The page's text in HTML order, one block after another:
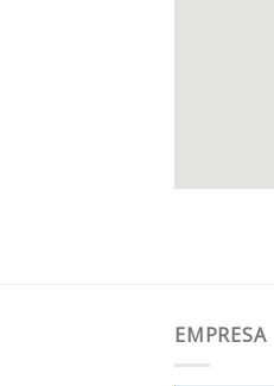
EMPRESA